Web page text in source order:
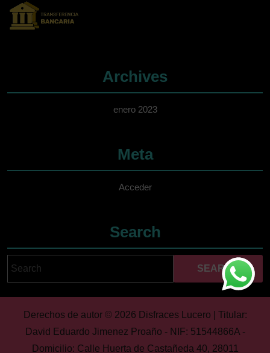
Archives
enero 2023
Meta
Acceder
Search
Cuando hay
Derechos de autor © 2026 Disfraces Lucero | Titular:
David Eduardo Jimenez Proaño - NIF: 51544866A -
Domicilio: Calle Huerta de Castañeda 40, 28011